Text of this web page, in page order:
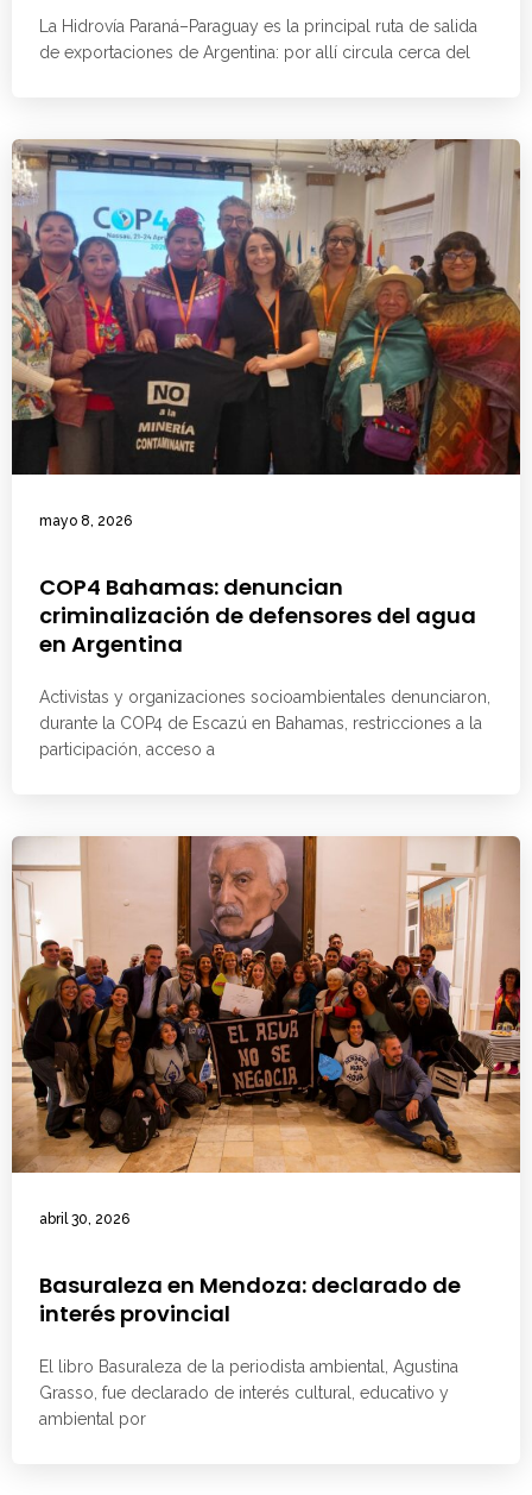
La Hidrovía Paraná–Paraguay es la principal ruta de salida
de exportaciones de Argentina: por allí circula cerca del
mayo 8, 2026
COP4 Bahamas: denuncian
criminalización de defensores del agua
en Argentina
Activistas y organizaciones socioambientales denunciaron,
durante la COP4 de Escazú en Bahamas, restricciones a la
participación, acceso a
abril 30, 2026
Basuraleza en Mendoza: declarado de
interés provincial
El libro Basuraleza de la periodista ambiental, Agustina
Grasso, fue declarado de interés cultural, educativo y
ambiental por